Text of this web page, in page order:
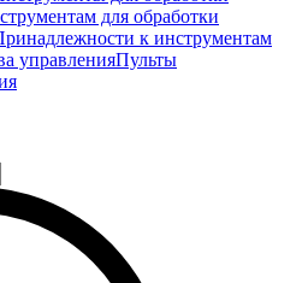
для обработки
к инструментам
управленияПульты